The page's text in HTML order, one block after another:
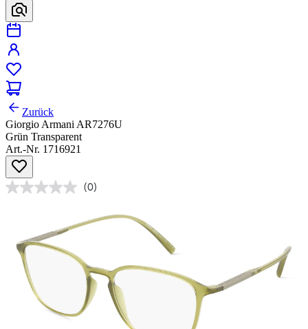
Zurück
Giorgio Armani AR7276U
Grün Transparent
Art.-Nr. 1716921
(0)